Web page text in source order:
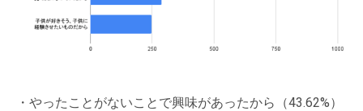
・やったことがないことで興味があったから（43.62%）